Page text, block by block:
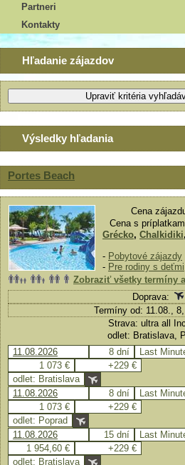
Partneri
Kontakty
Hľadanie zájazdov
Výsledky hľadania
Portes Beach
Cena
Cena s
Grécko, Chalkidiki,
- Pobytové zájazdy
- Pre rodiny s deťmi
Zobraziť všetky termíny
Doprava:
Termíny od: 11.08.,
Strava: ultra all
odlet: Bratislava,
11.08.2026
8 dní
Last
1 073 €
+229 €
odlet: Bratislava
11.08.2026
8 dní
Last
1 073 €
+229 €
odlet: Poprad
11.08.2026
15 dní
Last
1 954,60 €
+229 €
odlet: Bratislava